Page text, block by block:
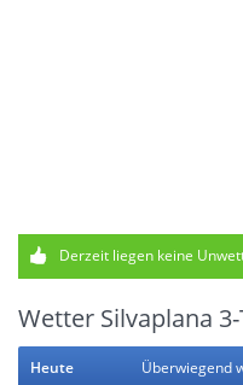
Derzeit liegen keine
Wetter Silvaplana
Heute Überwiegend